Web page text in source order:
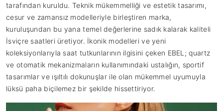
tarafından kuruldu. Teknik mükemmelliği ve estetik tasarımı,
cesur ve zamansız modelleriyle birleştiren marka,
kuruluşundan bu yana temel değerlerine sadık kalarak kaliteli
İsviçre saatleri üretiyor. İkonik modelleri ve yeni
koleksiyonlarıyla saat tutkunlarının ilgisini çeken EBEL; quartz
ve otomatik mekanizmaların kullanımındaki ustalığın, sportif
tasarımlar ve ışıltılı dokunuşlar ile olan mükemmel uyumuyla
lüksü paha biçilemez bir şekilde hissettiriyor.